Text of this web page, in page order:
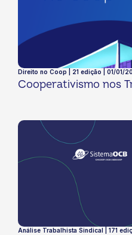
Direito no Coop | 21 edição | 01/01/
Cooperativismo nos
Análise Trabalhista Sindical | 171